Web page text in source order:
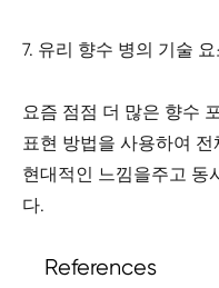
7. 유리 향수 병의 기술 요
요즘 점점 더 많은 향수
표현 방법을 사용하여
현대적인 느낌을주고 동
다.
References